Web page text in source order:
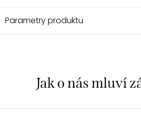
Parametry produktu